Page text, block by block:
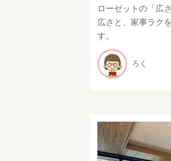
ローゼットの「広
広さと、家事ラク
す。
ろく